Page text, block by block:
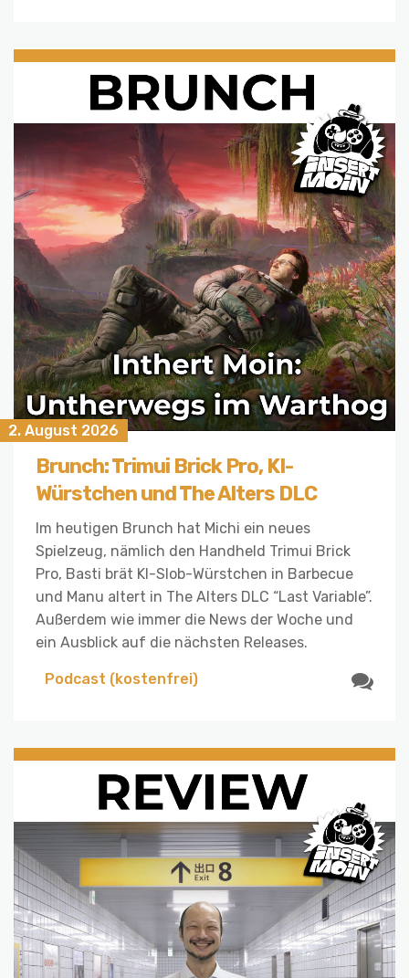
2. August 2026
Brunch: Trimui Brick Pro, KI-
Würstchen und The Alters DLC
Im heutigen Brunch hat Michi ein neues
Spielzeug, nämlich den Handheld Trimui Brick
Pro, Basti brät KI-Slob-Würstchen in Barbecue
und Manu altert in The Alters DLC “Last Variable”.
Außerdem wie immer die News der Woche und
ein Ausblick auf die nächsten Releases.
Podcast (kostenfrei)